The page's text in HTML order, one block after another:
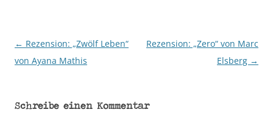
Beitragsnavigation
← Rezension: „Zwölf Leben“
von Ayana Mathis
Rezension: „Zero“ von Marc
Elsberg →
Schreibe einen Kommentar